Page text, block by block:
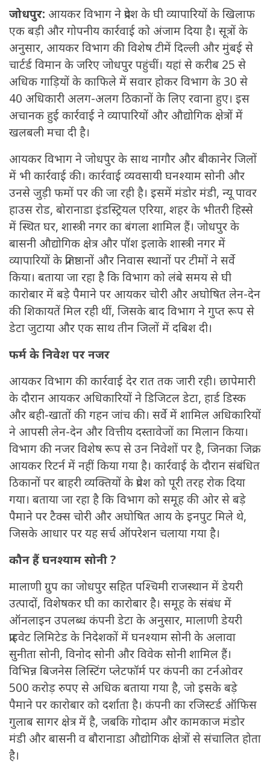
जोधपुर: आयकर विभाग ने प्रदेश के घी व्यापारियों के खिलाफ
एक बड़ी और गोपनीय कार्रवाई को अंजाम दिया है। सूत्रों के
अनुसार, आयकर विभाग की विशेष टीमें दिल्ली और मुंबई से
चार्टर्ड विमान के जरिए जोधपुर पहुंचीं। यहां से करीब 25 से
अधिक गाड़ियों के काफिले में सवार होकर विभाग के 30 से
40 अधिकारी अलग-अलग ठिकानों के लिए रवाना हुए। इस
अचानक हुई कार्रवाई ने व्यापारियों और औद्योगिक क्षेत्रों में
खलबली मचा दी है।
आयकर विभाग ने जोधपुर के साथ नागौर और बीकानेर जिलों
में भी कार्रवाई की। कार्रवाई व्यवसायी घनश्याम सोनी और
उनसे जुड़ी फमों पर की जा रही है। इसमें मंडोर मंडी, न्यू पावर
हाउस रोड, बोरानाडा इंडस्ट्रियल एरिया, शहर के भीतरी हिस्से
में स्थित घर, शास्त्री नगर का बंगला शामिल हैं। जोधपुर के
बासनी औद्योगिक क्षेत्र और पॉश इलाके शास्त्री नगर में
व्यापारियों के प्रतिष्ठानों और निवास स्थानों पर टीमों ने सर्वे
किया। बताया जा रहा है कि विभाग को लंबे समय से घी
कारोबार में बड़े पैमाने पर आयकर चोरी और अघोषित लेन-देन
की शिकायतें मिल रही थीं, जिसके बाद विभाग ने गुप्त रूप से
डेटा जुटाया और एक साथ तीन जिलों में दबिश दी।
फर्म के निवेश पर नजर
आयकर विभाग की कार्रवाई देर रात तक जारी रही। छापेमारी
के दौरान आयकर अधिकारियों ने डिजिटल डेटा, हार्ड डिस्क
और बही-खातों की गहन जांच की। सर्वे में शामिल अधिकारियों
ने आपसी लेन-देन और वित्तीय दस्तावेजों का मिलान किया।
विभाग की नजर विशेष रूप से उन निवेशों पर है, जिनका जिक्र
आयकर रिटर्न में नहीं किया गया है। कार्रवाई के दौरान संबंधित
ठिकानों पर बाहरी व्यक्तियों के प्रवेश को पूरी तरह रोक दिया
गया। बताया जा रहा है कि विभाग को समूह की ओर से बड़े
पैमाने पर टैक्स चोरी और अघोषित आय के इनपुट मिले थे,
जिसके आधार पर यह सर्च ऑपरेशन चलाया गया है।
कौन हैं घनश्याम सोनी ?
मालाणी ग्रुप का जोधपुर सहित पश्चिमी राजस्थान में डेयरी
उत्पादों, विशेषकर घी का कारोबार है। समूह के संबंध में
ऑनलाइन उपलब्ध कंपनी डेटा के अनुसार, मालाणी डेयरी
प्राइवेट लिमिटेड के निदेशकों में घनश्याम सोनी के अलावा
सुनीता सोनी, विनोद सोनी और विवेक सोनी शामिल हैं।
विभिन्न बिजनेस लिस्टिंग प्लेटफॉर्म पर कंपनी का टर्नओवर
500 करोड़ रुपए से अधिक बताया गया है, जो इसके बड़े
पैमाने पर कारोबार को दर्शाता है। कंपनी का रजिस्टर्ड ऑफिस
गुलाब सागर क्षेत्र में है, जबकि गोदाम और कामकाज मंडोर
मंडी और बासनी व बौरानाडा औद्योगिक क्षेत्रों से संचालित होता
है।